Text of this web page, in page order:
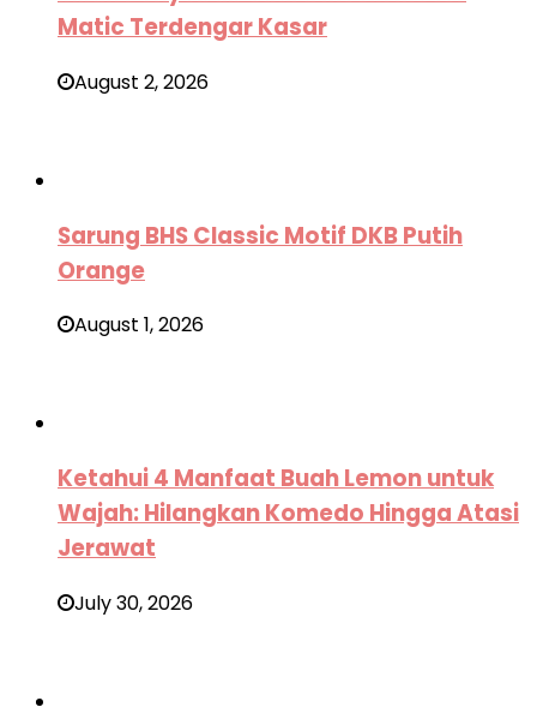
Matic Terdengar Kasar
August 2, 2026
Sarung BHS Classic Motif DKB Putih
Orange
August 1, 2026
Ketahui 4 Manfaat Buah Lemon untuk
Wajah: Hilangkan Komedo Hingga Atasi
Jerawat
July 30, 2026